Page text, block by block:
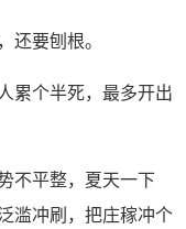
还要刨根。
累个半死，最多开出
不平整，夏天一下
滥冲刷，把庄稼冲个